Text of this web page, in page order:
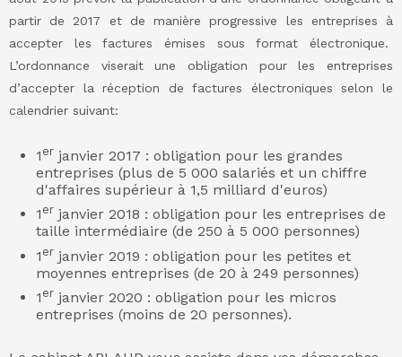
partir de 2017 et de manière progressive les entreprises à
accepter les factures émises sous format électronique.
L’ordonnance viserait une obligation pour les entreprises
d’accepter la réception de factures électroniques selon le
calendrier suivant:
1 er janvier 2017 : obligation pour les grandes
entreprises (plus de 5 000 salariés et un chiffre
d'affaires supérieur à 1,5 milliard d'euros)
1 er janvier 2018 : obligation pour les entreprises de
taille intermédiaire (de 250 à 5 000 personnes)
1 er janvier 2019 : obligation pour les petites et
moyennes entreprises (de 20 à 249 personnes)
1 er janvier 2020 : obligation pour les micros
entreprises (moins de 20 personnes).